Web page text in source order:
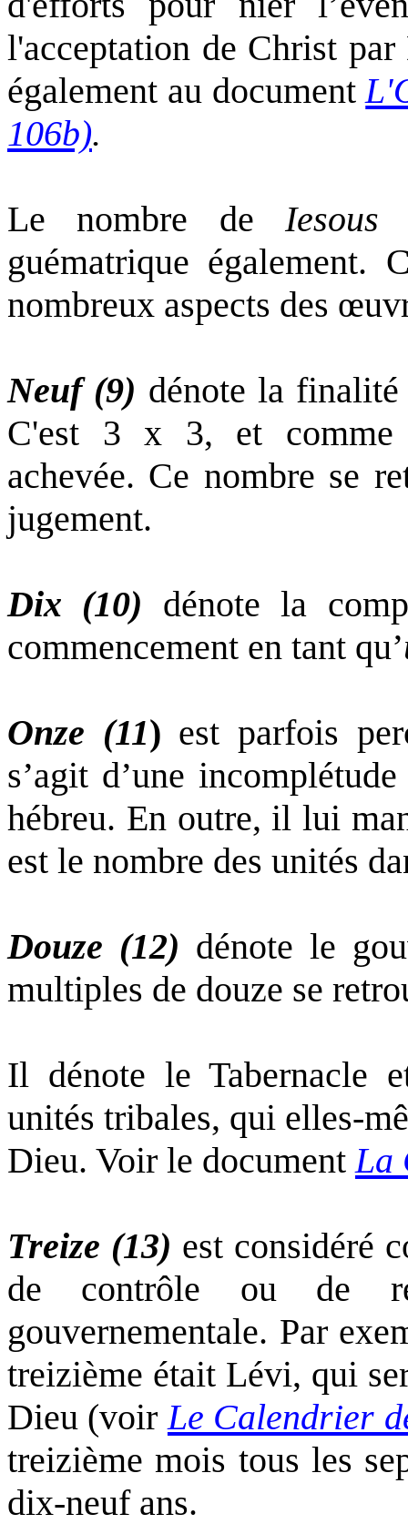
l'acceptation de Christ
également au document
106b).
Le nombre deIesous
guématrique également.
nombreux aspects des
Neuf (9) dénote la finalité
C'est 3 x 3, et comme
achevée. Ce nombre se
jugement.
Dix (10) dénote la
commencement en tant qu’
Onze (11) est parfois
s’agit d’une
hébreu. En outre, il lui
est le nombre des unités
Douze (12) dénote le
multiples de douze se
Il dénote le Tabernacle
unités tribales, qui elles-
Dieu. Voir le document La
Treize (13) est considéré
de contrôle ou de
gouvernementale. Par
treizième était Lévi, qui
Dieu (voir Le Calendrier
treizième mois tous les
dix-neuf ans.